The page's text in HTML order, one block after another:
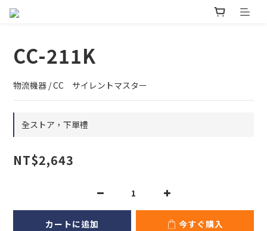
CC-211K
物流機器 / CC　サイレントマスター
全ストア，下單禮
NT$2,643
カートに追加 今すぐ購入